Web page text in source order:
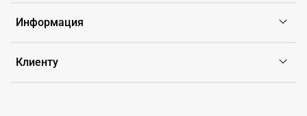
Информация
Клиенту